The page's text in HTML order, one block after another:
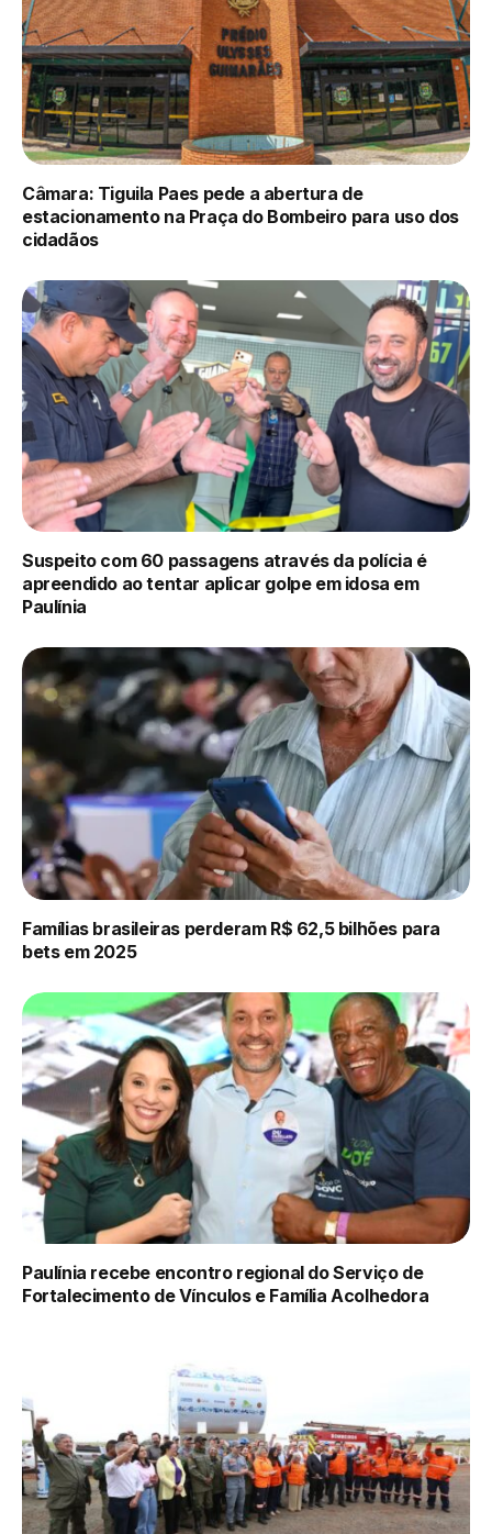
Câmara: Tiguila Paes pede a abertura de
estacionamento na Praça do Bombeiro para uso dos
cidadãos
Suspeito com 60 passagens através da polícia é
apreendido ao tentar aplicar golpe em idosa em
Paulínia
Famílias brasileiras perderam R$ 62,5 bilhões para
bets em 2025
Paulínia recebe encontro regional do Serviço de
Fortalecimento de Vínculos e Família Acolhedora